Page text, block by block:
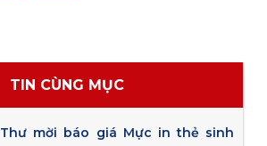
TIN CÙNG MỤC
Thư mời báo giá Mực in thẻ sinh